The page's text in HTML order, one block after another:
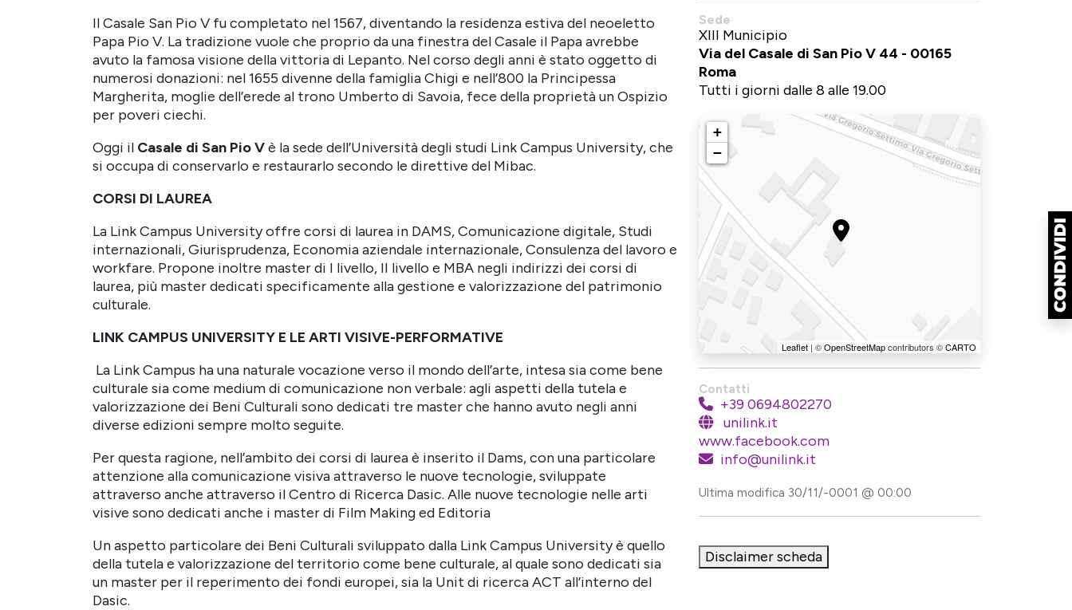
Il Casale San Pio V fu completato nel 1567, diventando la residenza estiva del neoeletto
Papa Pio V. La tradizione vuole che proprio da una finestra del Casale il Papa avrebbe
avuto la famosa visione della vittoria di Lepanto. Nel corso degli anni è stato oggetto di
numerosi donazioni: nel 1655 divenne della famiglia Chigi e nell’800 la Principessa
Margherita, moglie dell’erede al trono Umberto di Savoia, fece della proprietà un Ospizio
per poveri ciechi.
Oggi il Casale di San Pio Vè la sede dell’Università degli studi Link Campus University, che
si occupa di conservarlo e restaurarlo secondo le direttive del Mibac.
CORSI DI LAUREA
La Link Campus University offre corsi di laurea in DAMS, Comunicazione digitale, Studi
internazionali, Giurisprudenza, Economia aziendale internazionale, Consulenza del lavoro e
workfare. Propone inoltre master di I livello, II livello e MBA negli indirizzi dei corsi di
laurea, più master dedicati specificamente alla gestione e valorizzazione del patrimonio
culturale.
LINK CAMPUS UNIVERSITY E LE ARTI VISIVE-PERFORMATIVE
La Link Campus ha una naturale vocazione verso il mondo dell’arte, intesa sia come bene
culturale sia come medium di comunicazione non verbale: agli aspetti della tutela e
valorizzazione dei Beni Culturali sono dedicati tre master che hanno avuto negli anni
diverse edizioni sempre molto seguite.
Per questa ragione, nell’ambito dei corsi di laurea è inserito il Dams, con una particolare
attenzione alla comunicazione visiva attraverso le nuove tecnologie, sviluppate
attraverso anche attraverso il Centro di Ricerca Dasic. Alle nuove tecnologie nelle arti
visive sono dedicati anche i master di Film Making ed Editoria
Un aspetto particolare dei Beni Culturali sviluppato dalla Link Campus University è quello
della tutela e valorizzazione del territorio come bene culturale, al quale sono dedicati sia
un master per il reperimento dei fondi europei, sia la Unit di ricerca ACT all’interno del
Dasic.
Sede
XIII Municipio
Via del Casale di San Pio V 44 - 00165
Roma
Tutti i giorni dalle 8 alle 19.00
+
−
Leaflet| ©OpenStreetMapcontributors ©CARTO
Contatti
+39 0694802270
unilink.it
www.facebook.com
info@unilink.it
Ultima modifica 30/11/-0001 @ 00:00
Disclaimer scheda